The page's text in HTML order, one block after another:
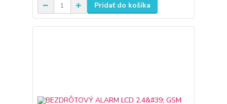
Pridať do košíka